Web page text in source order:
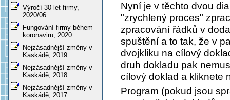
Výročí 30 let firmy,
2020/06
Fungování firmy během
koronaviru, 2020
Nejzásadnější změny v
Kaskádě, 2019
Nejzásadnější změny v
Kaskádě, 2018
Nejzásadnější změny v
Kaskádě, 2017
Nyní je v těchto dvou
"zrychlený proces"
zpracování řádků v
spuštění a to tak, že v
dvojkliku na cílový
druh dokladu pak
cílový doklad a kliknete
Program (pokud jsou